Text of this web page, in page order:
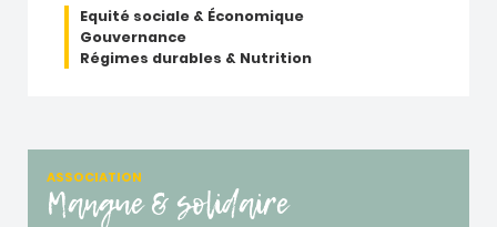
Equité sociale & Économique
Gouvernance
Régimes durables & Nutrition
ASSOCIATION
Mangue & solidaire